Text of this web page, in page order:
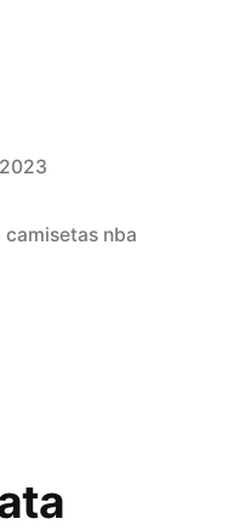
camisetas nba